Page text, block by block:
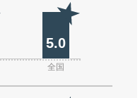
5.0
全国